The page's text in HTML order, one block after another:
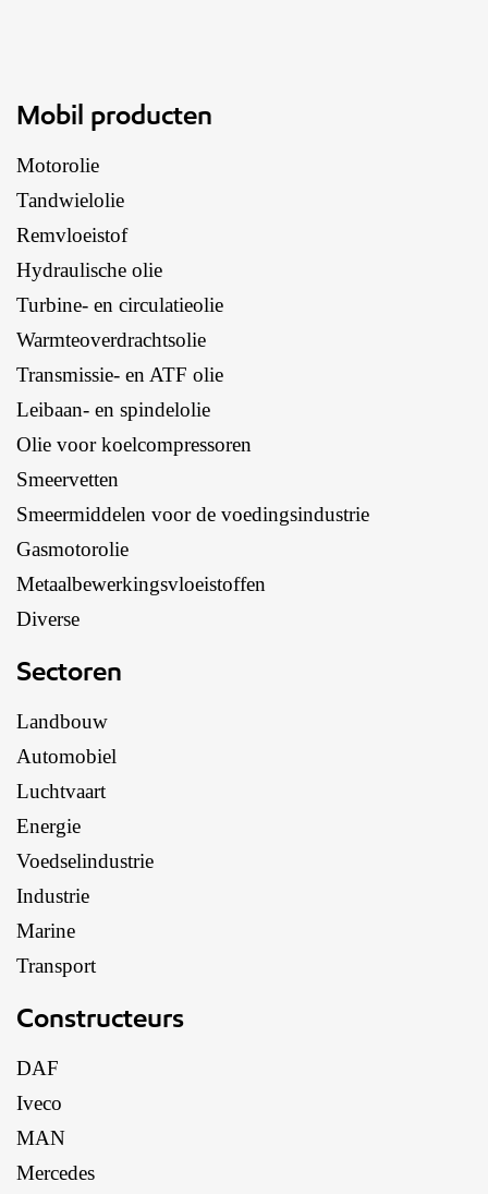
Mobil producten
Motorolie
Tandwielolie
Remvloeistof
Hydraulische olie
Turbine- en circulatieolie
Warmteoverdrachtsolie
Transmissie- en ATF olie
Leibaan- en spindelolie
Olie voor koelcompressoren
Smeervetten
Smeermiddelen voor de voedingsindustrie
Gasmotorolie
Metaalbewerkingsvloeistoffen
Diverse
Sectoren
Landbouw
Automobiel
Luchtvaart
Energie
Voedselindustrie
Industrie
Marine
Transport
Constructeurs
DAF
Iveco
MAN
Mercedes